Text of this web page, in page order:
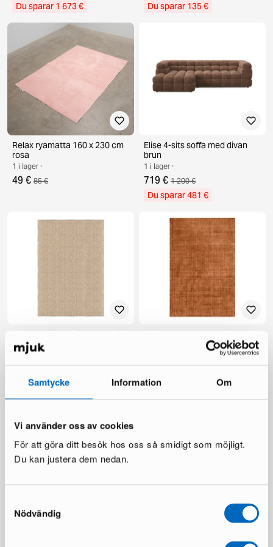
Samtycke Information Om
Vi använder oss av cookies
För att göra ditt besök hos oss så smidigt som möjligt.
Du kan justera dem nedan.
Nödvändig
Du sparar 1 673 € Du sparar 135 €
Relax ryamatta 160 x 230 cm
rosa
1 i lager ·
49 € 85 €
Elise 4-sits soffa med divan
brun
1 i lager ·
719 € 1 200 €
Du sparar 481 €
Layered Sisal Plain matta 180
x 270 cm natural
1 i lager ·
945 €
Du sparar 550 €
Sofacompany Velvet Ocean
matta 200 x 300 cm koppar
130 €
Montana säng 160 x 200 cm